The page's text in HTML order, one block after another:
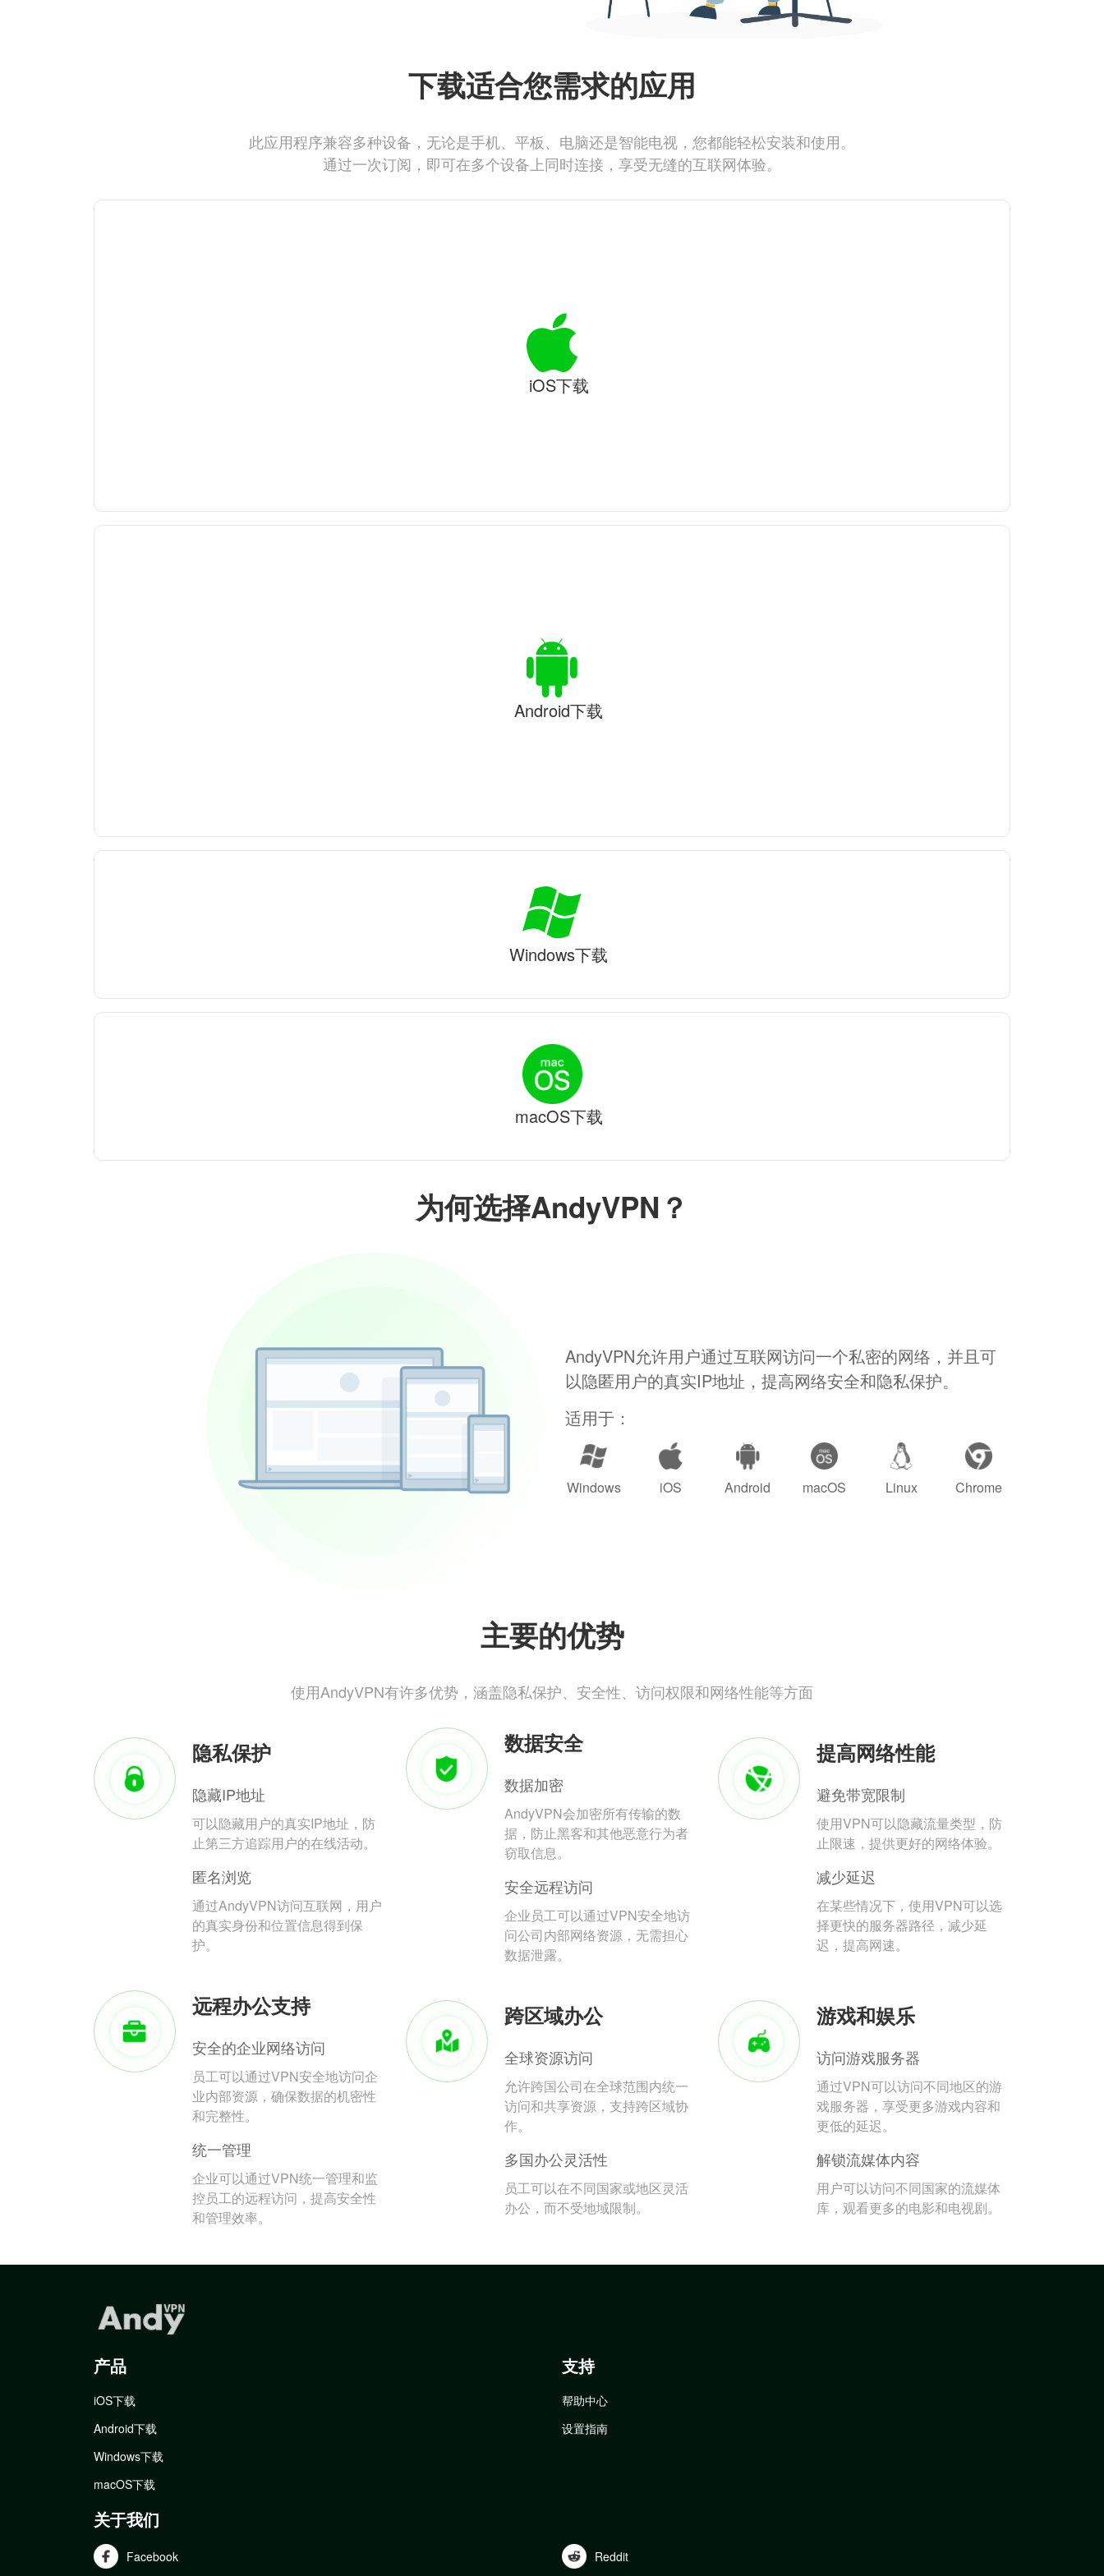
为何选择AndyVPN？
AndyVPN允许用户通过互联网访问一个私密的网络，并且可
以隐匿用户的真实IP地址，提高网络安全和隐私保护。
适用于：
Windows iOS Android macOS Linux Chrome
主要的优势
使用AndyVPN有许多优势，涵盖隐私保护、安全性、访问权限和网络性能等方面
隐私保护
隐藏IP地址
可以隐藏用户的真实IP地址，防
止第三方追踪用户的在线活动。
匿名浏览
通过AndyVPN访问互联网，用户
的真实身份和位置信息得到保
护。
数据安全
数据加密
AndyVPN会加密所有传输的数
据，防止黑客和其他恶意行为者
窃取信息。
安全远程访问
企业员工可以通过VPN安全地访
问公司内部网络资源，无需担心
数据泄露。
提高网络性能
避免带宽限制
使用VPN可以隐藏流量类型，防
止限速，提供更好的网络体验。
减少延迟
在某些情况下，使用VPN可以选
择更快的服务器路径，减少延
迟，提高网速。
远程办公支持
安全的企业网络访问
员工可以通过VPN安全地访问企
业内部资源，确保数据的机密性
和完整性。
统一管理
企业可以通过VPN统一管理和监
控员工的远程访问，提高安全性
和管理效率。
跨区域办公
全球资源访问
允许跨国公司在全球范围内统一
访问和共享资源，支持跨区域协
作。
多国办公灵活性
员工可以在不同国家或地区灵活
办公，而不受地域限制。
游戏和娱乐
访问游戏服务器
通过VPN可以访问不同地区的游
戏服务器，享受更多游戏内容和
更低的延迟。
解锁流媒体内容
用户可以访问不同国家的流媒体
库，观看更多的电影和电视剧。
下载适合您需求的应用
此应用程序兼容多种设备，无论是手机、平板、电脑还是智能电视，您都能轻松安装和使用。
通过一次订阅，即可在多个设备上同时连接，享受无缝的互联网体验。
iOS下载
Android下载
Windows下载
macOS下载
产品
iOS下载
Android下载
Windows下载
macOS下载
支持
帮助中心
设置指南
关于我们
Facebook Reddit